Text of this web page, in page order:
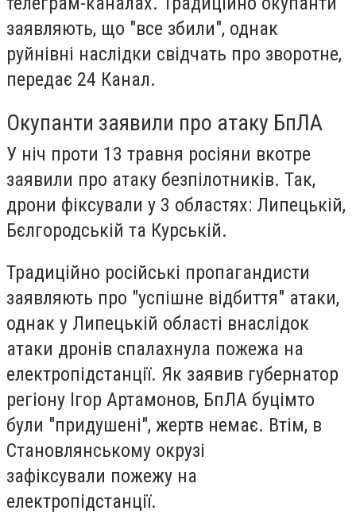
заявляють, що "все збили", однак
руйнівні наслідки свідчать про зворотне,
передає 24 Канал.
Окупанти заявили про атаку БпЛА
У ніч проти 13 травня росіяни вкотре
заявили про атаку безпілотників. Так,
дрони фіксували у 3 областях: Липецькій,
Бєлгородській та Курській.
Традиційно російські пропагандисти
заявляють про "успішне відбиття" атаки,
однак у Липецькій області внаслідок
атаки дронів спалахнула пожежа на
електропідстанції. Як заявив губернатор
регіону Ігор Артамонов, БпЛА буцімто
були "придушені", жертв немає. Втім, в
Становлянському окрузі
зафіксували пожежу на
електропідстанції.